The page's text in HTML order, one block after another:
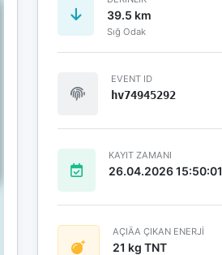
39.5 km
Sığ Odak
EVENT ID
hv74945292
KAYIT ZAMANI
26.04.2026 15:50:01
AÇIÄA ÇIKAN ENERJİ
21 kg TNT